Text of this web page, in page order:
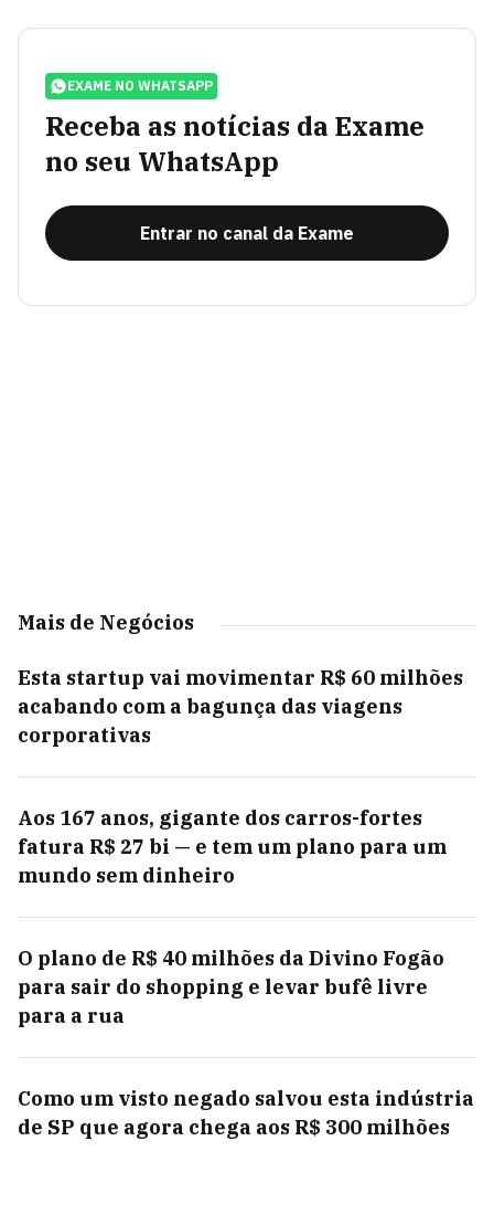
EXAME NO WHATSAPP
Receba as notícias da Exame
no seu WhatsApp
Entrar no canal da Exame
Mais de Negócios
Esta startup vai movimentar R$ 60 milhões
acabando com a bagunça das viagens
corporativas
Aos 167 anos, gigante dos carros-fortes
fatura R$ 27 bi — e tem um plano para um
mundo sem dinheiro
O plano de R$ 40 milhões da Divino Fogão
para sair do shopping e levar bufê livre
para a rua
Como um visto negado salvou esta indústria
de SP que agora chega aos R$ 300 milhões